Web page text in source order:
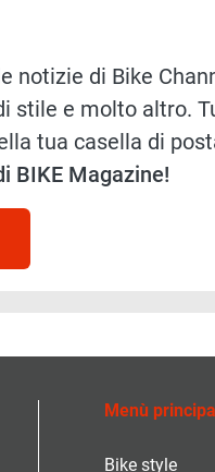
notizie di Bike
stile e molto altro.
tua casella di
BIKE Magazine!
Menù
Bike style